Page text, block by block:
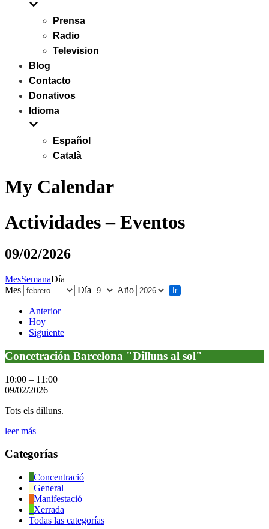
Prensa
Radio
Television
Blog
Contacto
Donativos
Idioma
Español
Català
My Calendar
Actividades – Eventos
09/02/2026
MesSemanaDía
Mes
Día Año
Anterior
Hoy
Siguiente
Concetración
Barcelona
"Dilluns
al
Concetración Barcelona "Dilluns al sol"
10:00 – 11:00
09/02/2026
Tots els dilluns.
leer más
Categorías
Concentració
General
Manifestació
Xerrada
Todas las categorías